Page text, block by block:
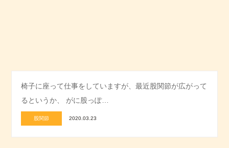
椅子に座って仕事をしていますが、最近股関節が広がって
るというか、 がに股っぽ…
股関節 2020.03.23